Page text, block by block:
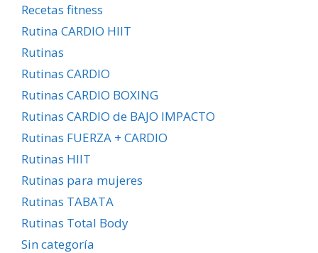
Recetas fitness
Rutina CARDIO HIIT
Rutinas
Rutinas CARDIO
Rutinas CARDIO BOXING
Rutinas CARDIO de BAJO IMPACTO
Rutinas FUERZA + CARDIO
Rutinas HIIT
Rutinas para mujeres
Rutinas TABATA
Rutinas Total Body
Sin categoría